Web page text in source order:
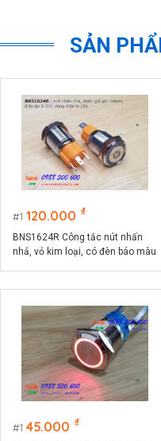
SẢN
1 120.000 ₫
BNS1624R Công tắc nút nhấn
nhả, vỏ kim loại, có đèn báo màu
1 45.000 ₫